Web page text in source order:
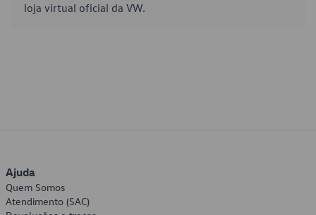
loja virtual oficial da VW.
Ajuda
Quem Somos
Atendimento (SAC)